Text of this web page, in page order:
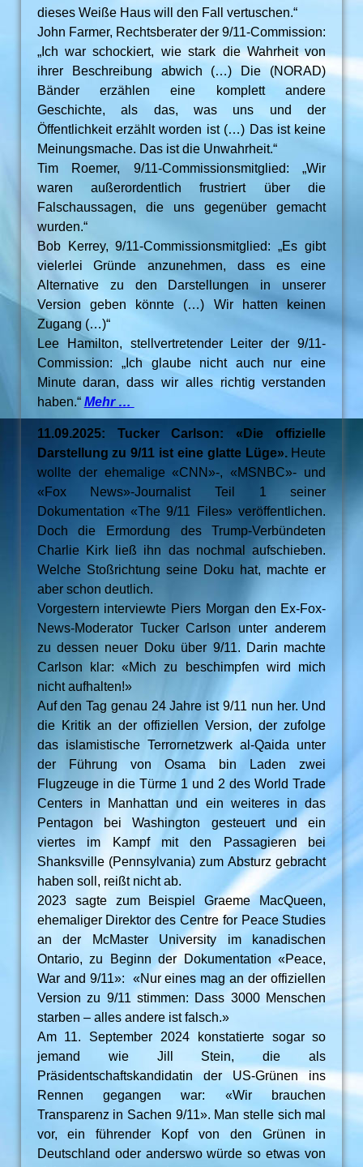
dieses Weiße Haus will den Fall vertuschen.“
John Farmer, Rechtsberater der 9/11-Commission:
„Ich war schockiert, wie stark die Wahrheit von
ihrer Beschreibung abwich (…) Die (NORAD)
Bänder erzählen eine komplett andere
Geschichte, als das, was uns und der
Öffentlichkeit erzählt worden ist (…) Das ist keine
Meinungsmache. Das ist die Unwahrheit.“
Tim Roemer, 9/11-Commissionsmitglied: „Wir
waren außerordentlich frustriert über die
Falschaussagen, die uns gegenüber gemacht
wurden.“
Bob Kerrey, 9/11-Commissionsmitglied: „Es gibt
vielerlei Gründe anzunehmen, dass es eine
Alternative zu den Darstellungen in unserer
Version geben könnte (…) Wir hatten keinen
Zugang (…)“
Lee Hamilton, stellvertretender Leiter der 9/11-
Commission: „Ich glaube nicht auch nur eine
Minute daran, dass wir alles richtig verstanden
haben.“ Mehr …
11.09.2025: Tucker Carlson: «Die offizielle
Darstellung zu 9/11 ist eine glatte Lüge». Heute
wollte der ehemalige «CNN»-, «MSNBC»- und
«Fox News»-Journalist Teil 1 seiner
Dokumentation «The 9/11 Files» veröffentlichen.
Doch die Ermordung des Trump-Verbündeten
Charlie Kirk ließ ihn das nochmal aufschieben.
Welche Stoßrichtung seine Doku hat, machte er
aber schon deutlich.
Vorgestern interviewte Piers Morgan den Ex-Fox-
News-Moderator Tucker Carlson unter anderem
zu dessen neuer Doku über 9/11. Darin machte
Carlson klar: «Mich zu beschimpfen wird mich
nicht aufhalten!»
Auf den Tag genau 24 Jahre ist 9/11 nun her. Und
die Kritik an der offiziellen Version, der zufolge
das islamistische Terrornetzwerk al-Qaida unter
der Führung von Osama bin Laden zwei
Flugzeuge in die Türme 1 und 2 des World Trade
Centers in Manhattan und ein weiteres in das
Pentagon bei Washington gesteuert und ein
viertes im Kampf mit den Passagieren bei
Shanksville (Pennsylvania) zum Absturz gebracht
haben soll, reißt nicht ab.
2023 sagte zum Beispiel Graeme MacQueen,
ehemaliger Direktor des Centre for Peace Studies
an der McMaster University im kanadischen
Ontario, zu Beginn der Dokumentation «Peace,
War and 9/11»: «Nur eines mag an der offiziellen
Version zu 9/11 stimmen: Dass 3000 Menschen
starben – alles andere ist falsch.»
Am 11. September 2024 konstatierte sogar so
jemand wie Jill Stein, die als
Präsidentschaftskandidatin der US-Grünen ins
Rennen gegangen war: «Wir brauchen
Transparenz in Sachen 9/11». Man stelle sich mal
vor, ein führender Kopf von den Grünen in
Deutschland oder anderswo würde so etwas von